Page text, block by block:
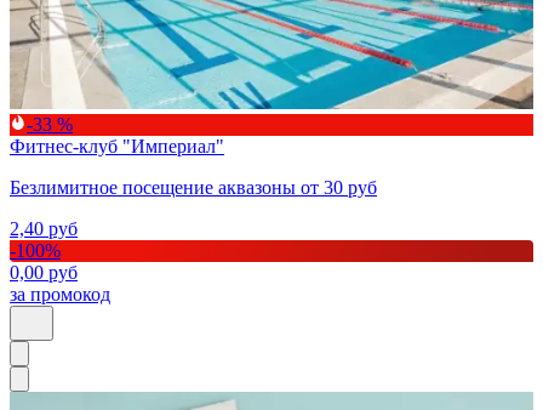
-33 %
Фитнес-клуб "Империал"
Безлимитное посещение аквазоны от 30 руб
2,40 руб
-100%
0,00 руб
за промокод